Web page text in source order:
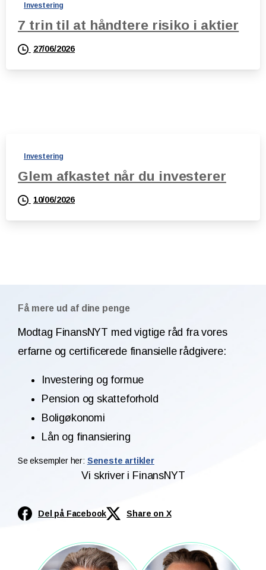
Investering
7 trin til at håndtere risiko i aktier
27/06/2026
Investering
Glem afkastet når du investerer
10/06/2026
Få mere ud af dine penge
Modtag FinansNYT med vigtige råd fra vores
erfarne og certificerede finansielle rådgivere:
Investering og formue
Pension og skatteforhold
Boligøkonomi
Lån og finansiering
Se eksempler her: Seneste artikler
Vi skriver i FinansNYT
Del på Facebook Share on X